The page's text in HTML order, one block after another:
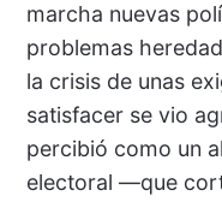
marcha nuevas
problemas
la crisis de unas
satisfacer se vio
percibió como un
electoral —que